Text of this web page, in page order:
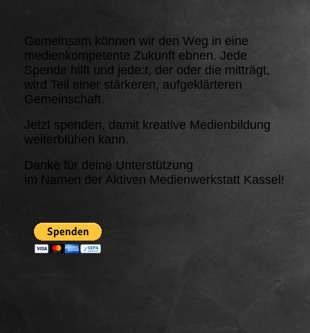
Gemeinsam können wir den Weg in eine
medienkompetente Zukunft ebnen. Jede
Spende hilft und jede:r, der oder die mitträgt,
wird Teil einer stärkeren, aufgeklärteren
Gemeinschaft.
Jetzt spenden, damit kreative Medienbildung
weiterblühen kann.
Danke für deine Unterstützung
im Namen der Aktiven Medienwerkstatt Kassel!